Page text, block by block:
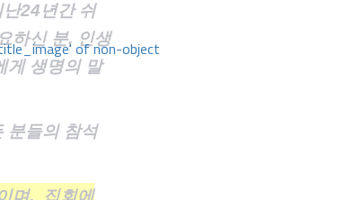
of non-object
24년간 쉬
하신 분, 인생
게 생명의 말
분들의 참석
며, 집회에